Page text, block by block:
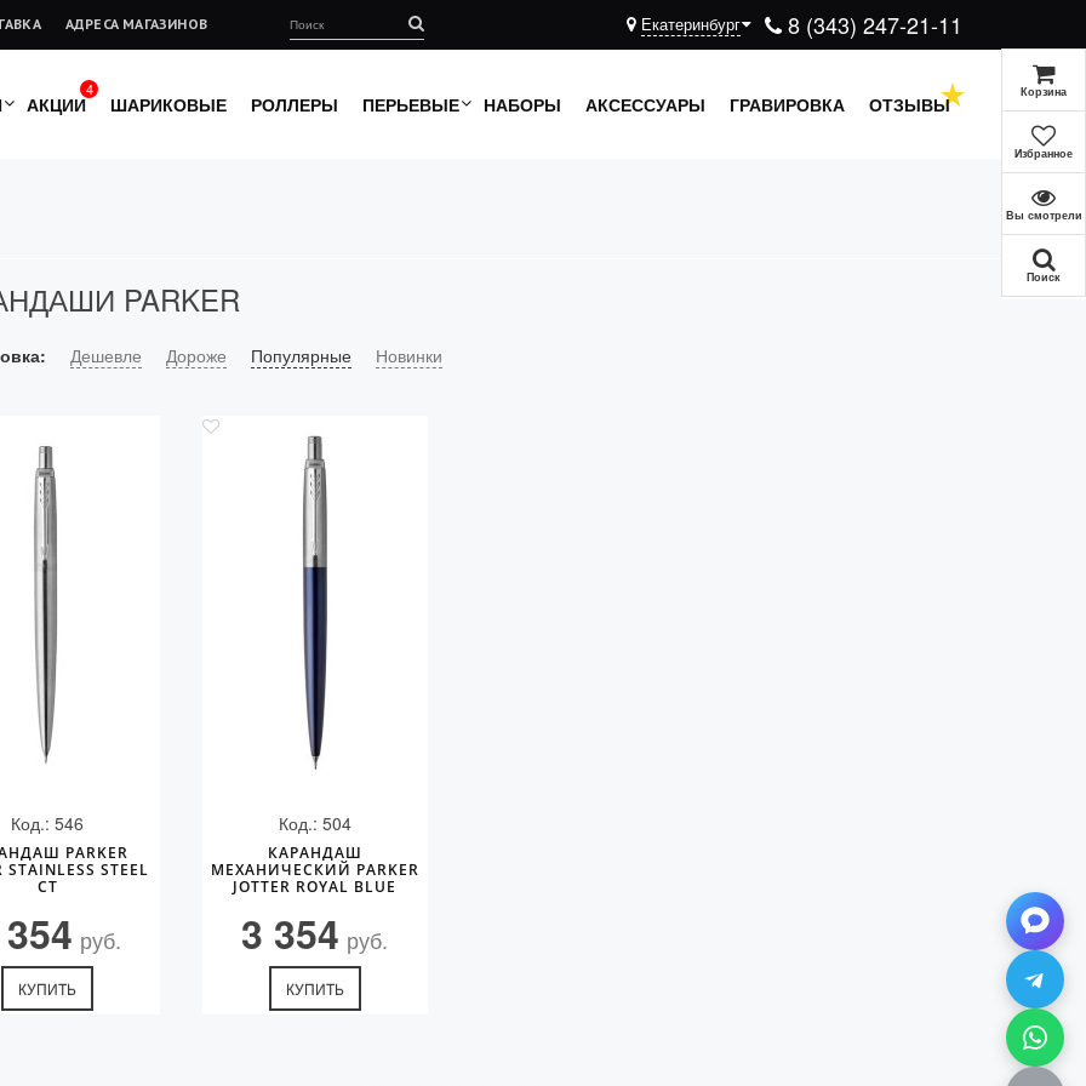
АДРЕСА МАГАЗИНОВ 8 (343) 247-21-11
Екатеринбург
4
АКЦИИ ШАРИКОВЫЕ РОЛЛЕРЫ ПЕРЬЕВЫЕ НАБОРЫ АКСЕССУАРЫ ГРАВИРОВКА ОТЗЫВЫ
PARKER
Дешевле Дороже Популярные Новинки
Код.: 546
PARKER
STAINLESS STEEL
CT
руб.
КУПИТЬ
Код.: 504
КАРАНДАШ
МЕХАНИЧЕСКИЙ PARKER
JOTTER ROYAL BLUE
3 354 руб.
КУПИТЬ
Корзина
Избранное
Вы смотрели
Поиск